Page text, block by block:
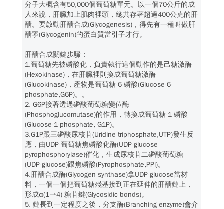
分子大概含有50,000個葡萄糖單元。以一個70公斤的成
人來說，肝臟加上肌肉裡頭，總共存著超過400公克的肝
醣。要啟動肝醣合成(Glycogenesis)，得先有一種叫做肝
醣寧(Glycogenin)的蛋白質當引子才行。
肝醣合成關鍵步驟：
1.葡萄糖先被磷酸化，負責執行這個動作的是己糖激酶
(Hexokinase)，在肝臟裡則換成葡萄糖激酶
(Glucokinase)，產物是葡萄糖-6-磷酸(Glucose-6-
phosphate,G6P)。。
2. G6P接著透過磷酸葡萄糖變位酶
(Phosphoglucomutase)的作用，轉換成葡萄糖-1-磷酸
(Glucose-1-phosphate, G1P)。
3.G1P跟三磷酸尿核苷(Uridine triphosphate,UTP)發生反
應，由UDP-葡萄糖焦磷酸化酶(UDP-glucose
pyrophosphorylase)催化，生成尿核苷二磷酸葡萄糖
(UDP-glucose)跟焦磷酸(Pyrophosphate,PPi)。
4.肝醣合成酶(Glycogen synthase)拿UDP-glucose當材
料，一個一個把葡萄糖殘基接到正在延伸的肝醣鏈上，
形成α(1→4) 糖苷鍵(Glycosidic bonds)。
5. 鏈長到一定程度之後，分支酶(Branching enzyme)會介